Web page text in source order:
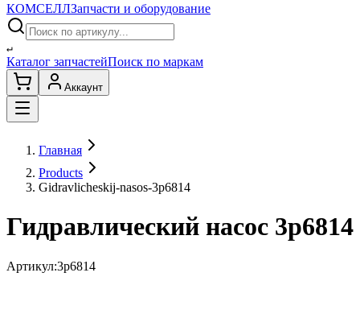
КОМСЕЛЛЗапчасти и оборудование
↵
Каталог запчастейПоиск по маркам
Аккаунт
Главная
Products
Gidravlicheskij-nasos-3p6814
Гидравлический насос 3p6814
Артикул:3p6814